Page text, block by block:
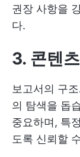
권장 사항을
다.
3. 콘텐
보고서의 구
의 탐색을 돕
중요하며, 특
도록 신뢰할